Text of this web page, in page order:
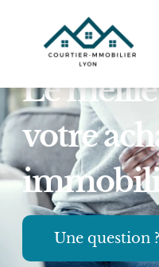
Le
votre
Une question ?